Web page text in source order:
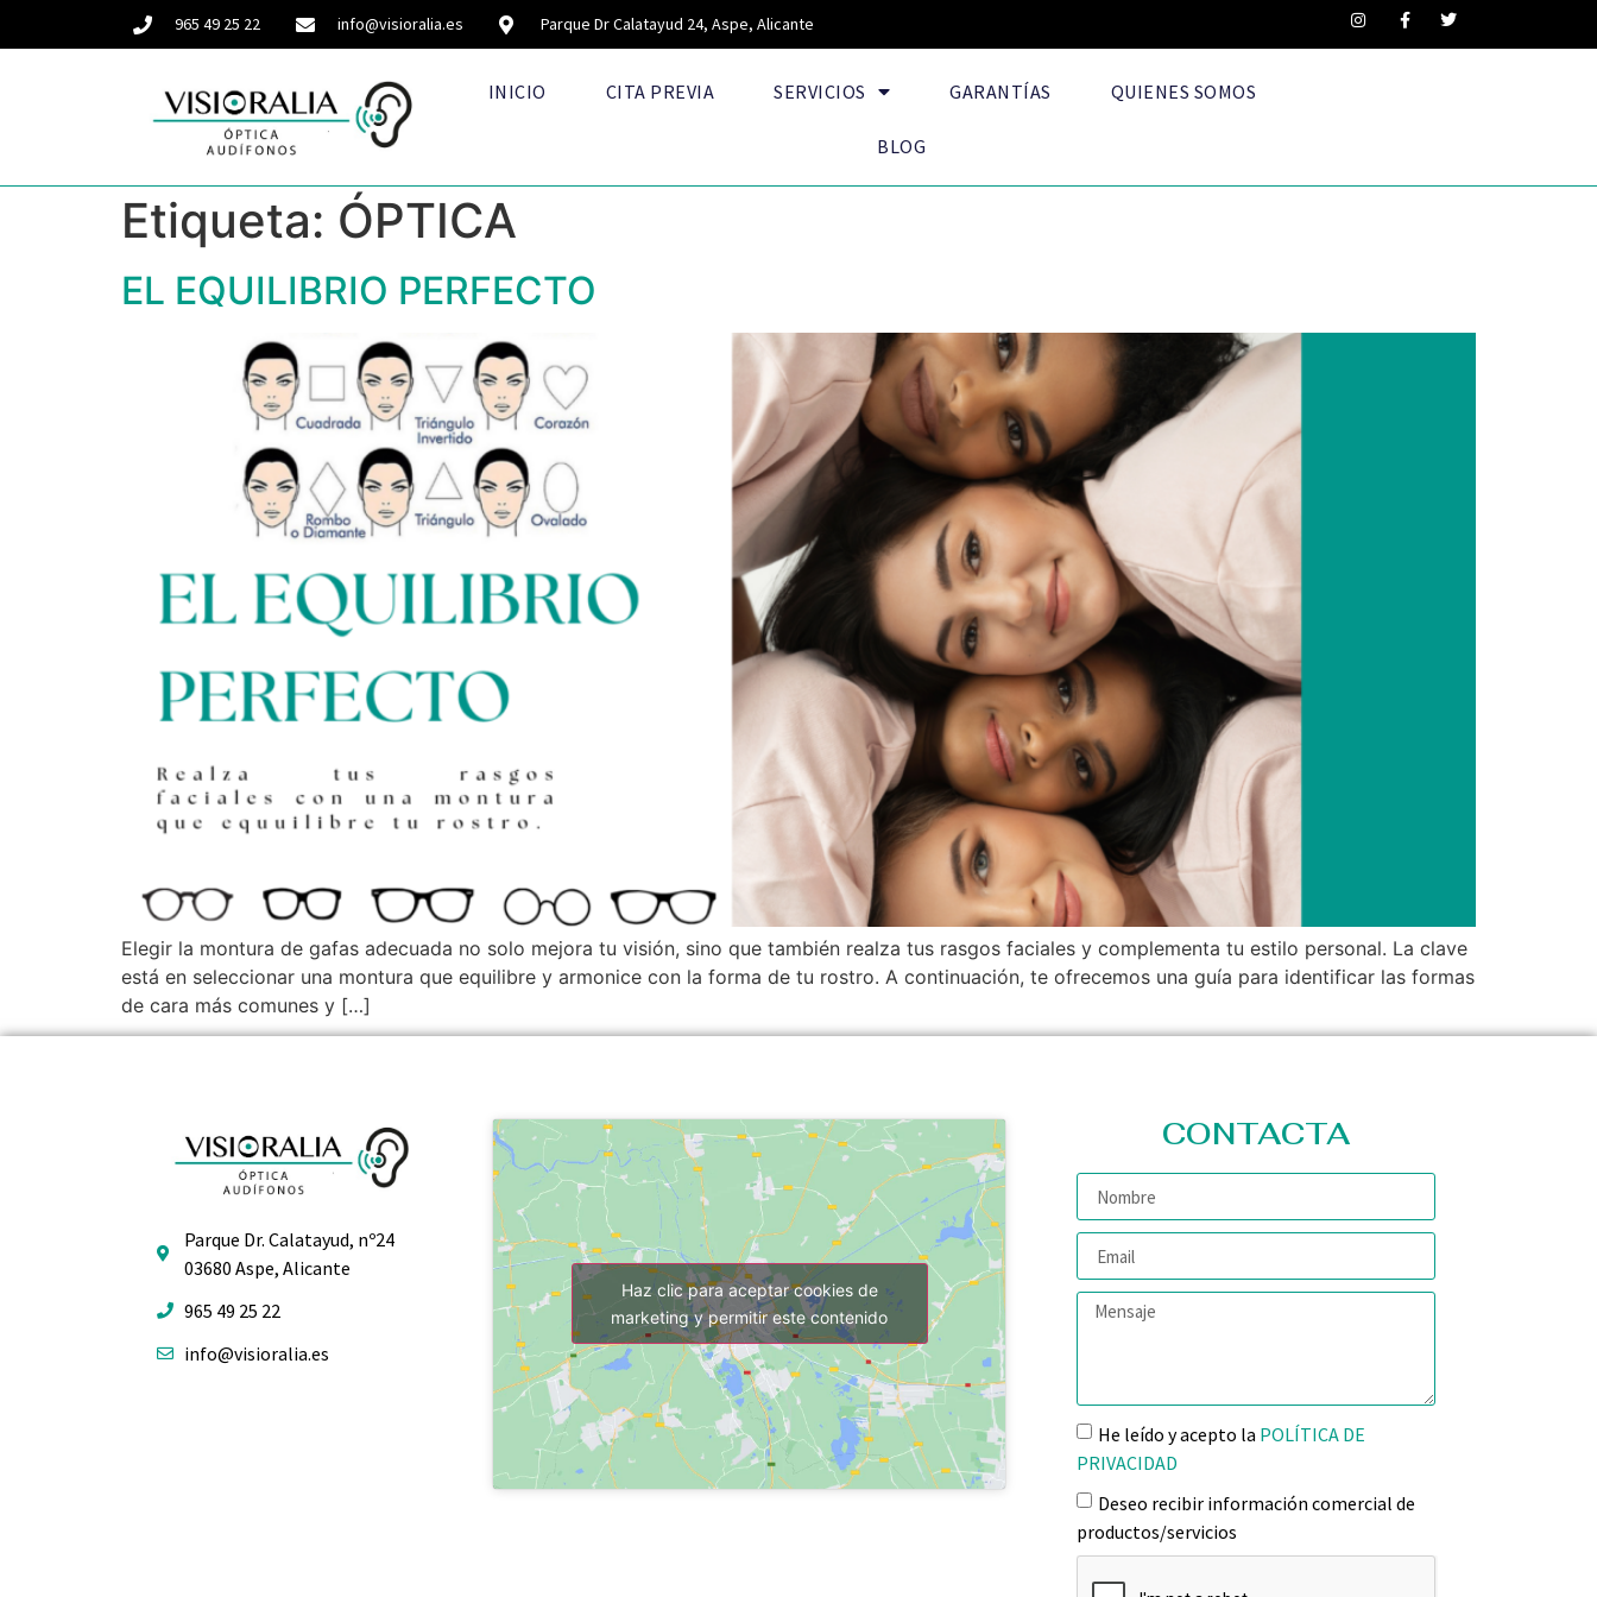
965 49 25 22 info@visioralia.es Parque Dr Calatayud 24, Aspe, Alicante
INICIO CITA PREVIA SERVICIOS GARANTÍAS QUIENES SOMOS
BLOG
Etiqueta: ÓPTICA
EL EQUILIBRIO PERFECTO
Elegir la montura de gafas adecuada no solo mejora tu visión, sino que también realza tus rasgos faciales y complementa tu estilo personal. La clave
está en seleccionar una montura que equilibre y armonice con la forma de tu rostro. A continuación, te ofrecemos una guía para identificar las formas
de cara más comunes y […]
Parque Dr. Calatayud, nº24
03680 Aspe, Alicante
965 49 25 22
info@visioralia.es
Haz clic para aceptar cookies de
marketing y permitir este contenido
CONTACTA
He leído y acepto la POLÍTICA DE
PRIVACIDAD
Deseo recibir información comercial de
productos/servicios